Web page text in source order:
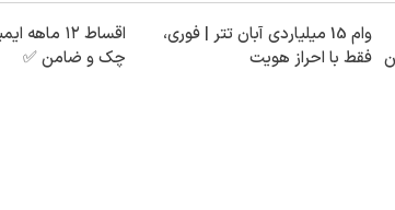
وام 15 میلیاردی آبان تتر | فوری،
فقط با احراز هویت
اقساط ۱۲
چک و ضامن ✅